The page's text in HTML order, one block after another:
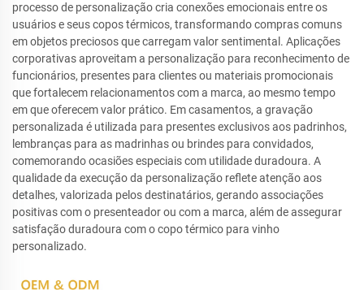
processo de personalização cria conexões emocionais entre os
usuários e seus copos térmicos, transformando compras comuns
em objetos preciosos que carregam valor sentimental. Aplicações
corporativas aproveitam a personalização para reconhecimento de
funcionários, presentes para clientes ou materiais promocionais
que fortalecem relacionamentos com a marca, ao mesmo tempo
em que oferecem valor prático. Em casamentos, a gravação
personalizada é utilizada para presentes exclusivos aos padrinhos,
lembranças para as madrinhas ou brindes para convidados,
comemorando ocasiões especiais com utilidade duradoura. A
qualidade da execução da personalização reflete atenção aos
detalhes, valorizada pelos destinatários, gerando associações
positivas com o presenteador ou com a marca, além de assegurar
satisfação duradoura com o copo térmico para vinho
personalizado.